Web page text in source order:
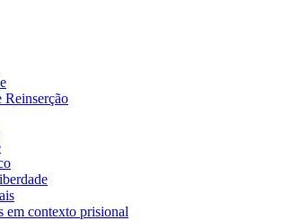
Reinserção
em contexto prisional